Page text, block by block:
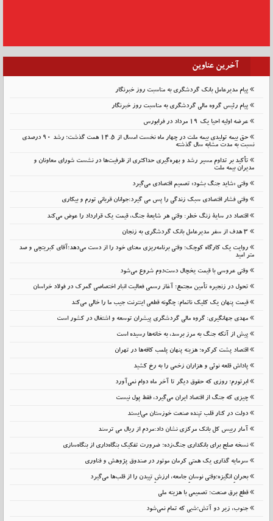
آخرین عناوین
پیام مدیرعامل بانک گردشگری به مناسبت روز خبرنگار
پیام رئیس گروه مالی گردشگری به مناسبت روز خبرنگار
عرضه اولیه احیا یک ۱۹ مرداد در فرابورس
حق بیمه تولیدی بیمه ملت در چهار ماه نخست امسال از 14.5 همت گذشت؛ رشد 90 درصدی
نسبت به مدت مشابه سال گذشته
تأکید بر تداوم مسیر رشد و بهره‌گیری حداکثری از ظرفیت‌ها در نشست شورای معاونان و
مدیران بیمه ملت
وقتی «شاید جنگ بشود» تصمیم اقتصادی می‌گیرد
وقتی فشار اقتصادی سبک زندگی را پس می گیرد:جوانان قربانی تورم و بیکاری
اقتصاد در سایهٔ زنگ خطر: وقتی هر شایعهٔ جنگ، قیمت یک قرارداد را عوض می‌کند
۳ هدف از سفر مدیرعامل بانک گردشگری به زنجان
روایت یک کارگاه کوچک؛ وقتی برنامه‌ریزی معنای خود را از دست می‌دهد؛آقای کبریتچی و صد
متر امید
وقتی عروسی با قیمت یخچال دست‌دوم شروع می‌شود
تحول در زنجیره تأمین مجتمع؛ آغاز رسمی فعالیت انبار اختصاصی گمرک در فولاد خراسان
قیمت پنهان یک کلیک ناتمام: چگونه قطعی اینترنت جیب ما را خالی می‌کند
مهدی جهانگیری: گروه مالی گردشگری پیشران توسعه و اشتغال در کشور است
پیش از آنکه جنگ به مرز برسد، به خانه‌ها رسیده است
اقتصاد پشت کرکره؛ هزینه پنهان پلمب کافه‌ها در تهران
پاداش قلعه نوئی و هزاران زخمی را به رخ کشید
ابرتورم؛ روزی که حقوق دیگر تا آخر ماه دوام نمی‌آورد
چیزی که جنگ از اقتصاد ایران می‌گیرد، فقط پول نیست
دولت در کنار قلب تپنده صنعت خوزستان می‌ایستد
آمار رییس کل بانک مرکزی نشان داد:مردم از ریال می ترسند
نسخه صلح برای بانکداری جنگ‌زده؛ ضرورت تفکیک بنگاه‌داری از بنگاه‌سازی
سرمایه گذاری یک همتی کرمان موتور در صندوق پژوهش و فناوری
بحرانِ انگیزه؛وقتی نوسانِ جامعه، ارزشِ تپیدن را از قلب‌ها می‌گیرد
قطع برق صنعت؛ تصمیمی با هزینه ملی
جنوب، زیر دو آتش؛شبی که تمام نمی‌شود